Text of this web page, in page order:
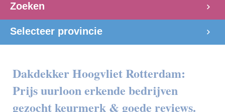
Zoeken
Selecteer provincie
Dakdekker Hoogvliet Rotterdam:
Prijs uurloon erkende bedrijven
gezocht keurmerk & goede reviews.